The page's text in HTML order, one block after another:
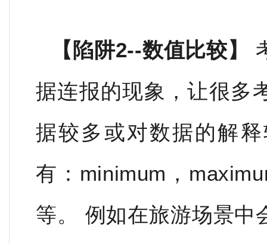
【陷阱2--数值比较】
据连报的现象，让很多
据较多或对数据的解
有：minimum，
等。 例如在旅游场景中